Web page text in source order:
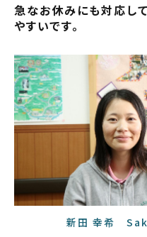
急なお休みにも対応し
やすいです。
新田 幸希